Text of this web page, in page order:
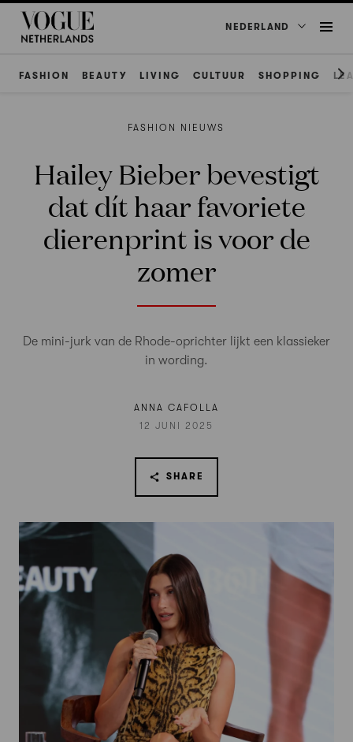
NEDERLAND
FASHION BEAUTY LIVING CULTUUR SHOPPING
FASHION NIEUWS
Hailey Bieber bevestigt
dat dít haar favoriete
dierenprint is voor de
zomer
De mini-jurk van de Rhode-oprichter lijkt een klassieker
in wording.
ANNA CAFOLLA
12 JUNI 2025
SHARE